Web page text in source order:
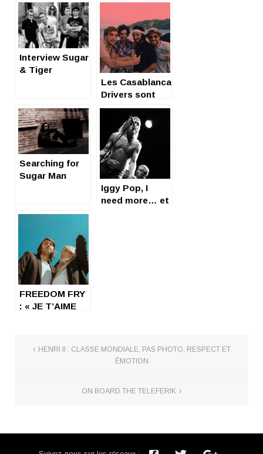
Interview Sugar
& Tiger
Les Casablanca
Drivers sont
frais et nous
Searching for
Sugar Man
Iggy Pop, I
need more… et
FREEDOM FRY
: « JE T’AIME
HENRI II : CLASSE MONDIALE, PAS PHOTO, RESPECT ET
ÉMOTION
ON BOARD THE TELEFERIK